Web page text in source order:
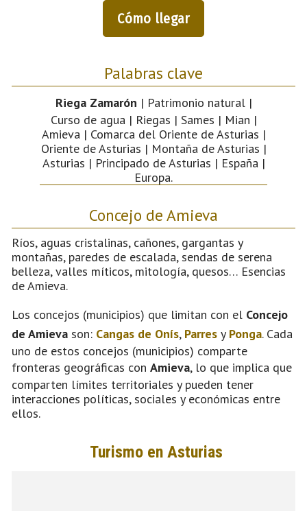
Cómo llegar
Palabras clave
Riega Zamarón | Patrimonio natural |
Curso de agua | Riegas | Sames | Mian |
Amieva | Comarca del Oriente de Asturias |
Oriente de Asturias | Montaña de Asturias |
Asturias | Principado de Asturias | España |
Europa.
Concejo de Amieva
Ríos, aguas cristalinas, cañones, gargantas y
montañas, paredes de escalada, sendas de serena
belleza, valles míticos, mitología, quesos… Esencias
de Amieva.
Los concejos (municipios) que limitan con el Concejo
de Amieva son: Cangas de Onís, Parres y Ponga. Cada
uno de estos concejos (municipios) comparte
fronteras geográficas con Amieva, lo que implica que
comparten límites territoriales y pueden tener
interacciones políticas, sociales y económicas entre
ellos.